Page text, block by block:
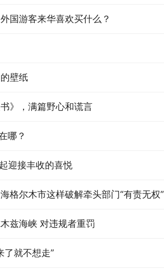
国游客来华喜欢买什么？
壁纸
》，满篇野心和谎言
哪？
迎接丰收的喜悦
格尔木市这样破解牵头部门“有责无权
兹海峡 对违规者重罚
了就不想走”